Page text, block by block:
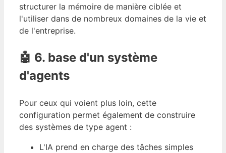
structurer la mémoire de manière ciblée et
l'utiliser dans de nombreux domaines de la vie et
de l'entreprise.
🤖 6. base d'un système
d'agents
Pour ceux qui voient plus loin, cette
configuration permet également de construire
des systèmes de type agent :
L'IA prend en charge des tâches simples